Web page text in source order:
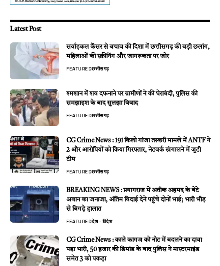
Latest Post
सर्वाइकल कैंसर से बचाव की दिशा में छत्तीसगढ़ की बड़ी छलांग,
महिलाओं की स्क्रीनिंग और जागरूकता पर जोर
FEATUREDछत्तीसगढ़
श्मशान में शव दफनाने पर ग्रामीणों ने की घेराबंदी, पुलिस की
समझाइश के बाद सुलझा विवाद
FEATUREDछत्तीसगढ़
CG Crime News : 191 किलो गांजा तस्करी मामले में ANTF ने
2 और आरोपियों को किया गिरफ्तार, नेटवर्क खंगालने में जुटी
टीम
FEATUREDछत्तीसगढ़
BREAKING NEWS : प्रयागराज में अतीक अहमद के बेटे
अबान का जनाजा, अंतिम विदाई देने पहुंचे दोनों भाई; भारी भीड़
से बिगड़े हालात
FEATUREDदेश - विदेश
CG Crime News : काले कागज को नोट में बदलने का दावा
पड़ा भारी, 50 हजार की डिमांड के बाद पुलिस ने मास्टरमाइंड
समेत 3 को पकड़ा